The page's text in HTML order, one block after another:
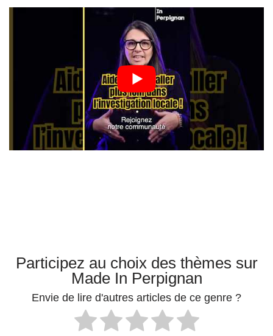
Participez au choix des thèmes sur
Made In Perpignan
Envie de lire d'autres articles de ce genre ?